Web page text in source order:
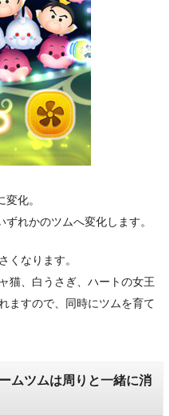
化。
れかのツムへ変化します。
くなります。
猫、白うさぎ、ハートの女王
ますので、同時にツムを育て
ムツムは周りと一緒に消